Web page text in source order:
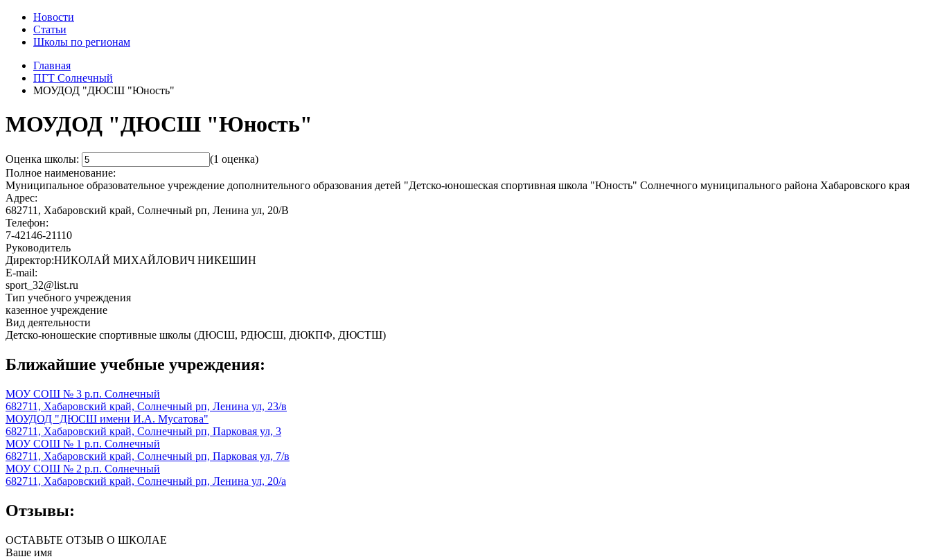
Новости
Статьи
Школы по регионам
Главная
ПГТ Солнечный
МОУДОД "ДЮСШ "Юность"
МОУДОД "ДЮСШ "Юность"
Оценка школы:
(1 оценка)
Полное наименование:
Муниципальное образовательное учреждение дополнительного образования детей "Детско-юношеская спортивная школа "Юность" Солнечного муниципального района Хабаровского края
Адрес:
682711, Хабаровский край, Солнечный рп, Ленина ул, 20/В
Телефон:
7-42146-21110
Руководитель
Директор:НИКОЛАЙ МИХАЙЛОВИЧ НИКЕШИН
E-mail:
sport_32@list.ru
Тип учебного учреждения
казенное учреждение
Вид деятельности
Детско-юношеские спортивные школы (ДЮСШ, РДЮСШ, ДЮКПФ, ДЮСТШ)
Ближайшие учебные учреждения:
МОУ СОШ № 3 р.п. Солнечный
682711, Хабаровский край, Солнечный рп, Ленина ул, 23/в
МОУДОД "ДЮСШ имени И.А. Мусатова"
682711, Хабаровский край, Солнечный рп, Парковая ул, 3
МОУ СОШ № 1 р.п. Солнечный
682711, Хабаровский край, Солнечный рп, Парковая ул, 7/в
МОУ СОШ № 2 р.п. Солнечный
682711, Хабаровский край, Солнечный рп, Ленина ул, 20/а
Отзывы:
ОСТАВЬТЕ ОТЗЫВ О ШКОЛАЕ
Ваше имя